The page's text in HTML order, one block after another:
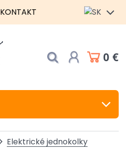
KONTAKT
0 €
Elektrické jednokolky